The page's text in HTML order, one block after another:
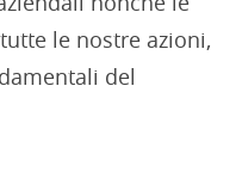
le nostre azioni,
del